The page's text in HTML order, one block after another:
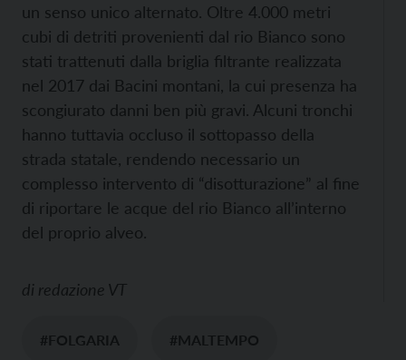
un senso unico alternato. Oltre 4.000 metri
cubi di detriti provenienti dal rio Bianco sono
stati trattenuti dalla briglia filtrante realizzata
nel 2017 dai Bacini montani, la cui presenza ha
scongiurato danni ben più gravi. Alcuni tronchi
hanno tuttavia occluso il sottopasso della
strada statale, rendendo necessario un
complesso intervento di “disotturazione” al fine
di riportare le acque del rio Bianco all’interno
del proprio alveo.
di redazione VT
#FOLGARIA #MALTEMPO